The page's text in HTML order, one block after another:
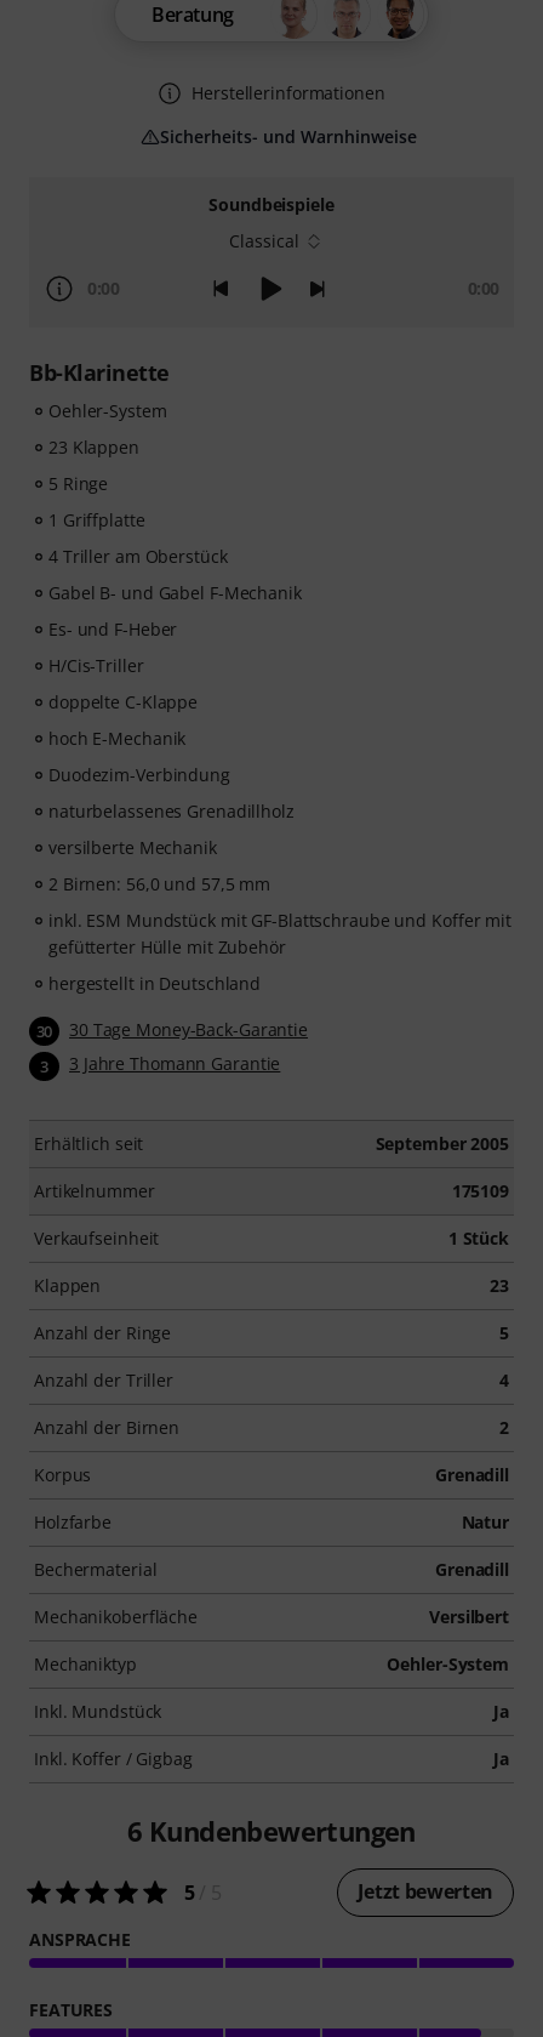
Soundbeispiele
Classical
0:00 0:00
Bb-Klarinette
Oehler-System
23 Klappen
5 Ringe
1 Griffplatte
4 Triller am Oberstück
Gabel B- und Gabel F-Mechanik
Es- und F-Heber
H/Cis-Triller
doppelte C-Klappe
hoch E-Mechanik
Duodezim-Verbindung
naturbelassenes Grenadillholz
versilberte Mechanik
2 Birnen: 56,0 und 57,5 mm
inkl. ESM Mundstück mit GF-Blattschraube und Koffer mit
gefütterter Hülle mit Zubehör
hergestellt in Deutschland
30 30 Tage Money-Back-Garantie
3 3 Jahre Thomann Garantie
Erhältlich seit September 2005
Artikelnummer 175109
Verkaufseinheit 1 Stück
Klappen 23
Anzahl der Ringe 5
Anzahl der Triller 4
Anzahl der Birnen 2
Korpus Grenadill
Holzfarbe Natur
Bechermaterial Grenadill
Mechanikoberfläche Versilbert
Mechaniktyp Oehler-System
Inkl. Mundstück Ja
Inkl. Koffer / Gigbag Ja
Beratung
Herstellerinformationen
Sicherheits- und Warnhinweise
6 Kundenbewertungen
5/ 5 Jetzt bewerten
ANSPRACHE
FEATURES